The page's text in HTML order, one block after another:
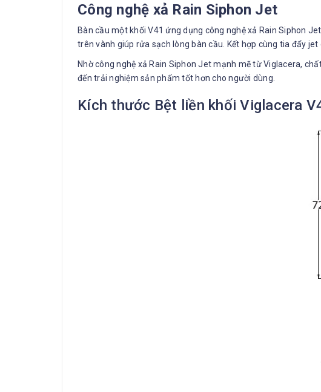
Công nghệ xả Rain Siphon Jet
Bàn cầu một khối V41 ứng dụng công nghệ xả Rain Siphon
trên vành giúp rửa sạch lòng bàn cầu. Kết hợp cùng tia đẩy
Nhờ công nghệ xả Rain Siphon Jet mạnh mẽ từ Viglacera,
đến trải nghiệm sản phẩm tốt hơn cho người dùng.
Kích thước Bệt liền khối Viglacera